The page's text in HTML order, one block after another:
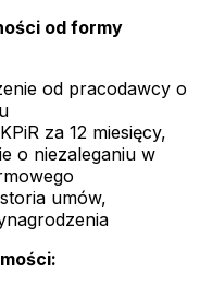
od formy
od pracodawcy o
za 12 miesięcy,
o niezaleganiu w
umów,